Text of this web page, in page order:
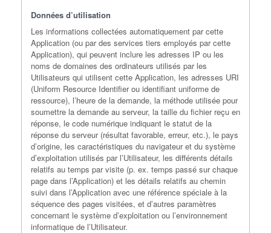
Données d’utilisation
Les informations collectées automatiquement par cette
Application (ou par des services tiers employés par cette
Application), qui peuvent inclure les adresses IP ou les
noms de domaines des ordinateurs utilisés par les
Utilisateurs qui utilisent cette Application, les adresses URI
(Uniform Resource Identifier ou identifiant uniforme de
ressource), l’heure de la demande, la méthode utilisée pour
soumettre la demande au serveur, la taille du fichier reçu en
réponse, le code numérique indiquant le statut de la
réponse du serveur (résultat favorable, erreur, etc.), le pays
d’origine, les caractéristiques du navigateur et du système
d’exploitation utilisés par l’Utilisateur, les différents détails
relatifs au temps par visite (p. ex. temps passé sur chaque
page dans l’Application) et les détails relatifs au chemin
suivi dans l’Application avec une référence spéciale à la
séquence des pages visitées, et d’autres paramètres
concernant le système d’exploitation ou l’environnement
informatique de l’Utilisateur.